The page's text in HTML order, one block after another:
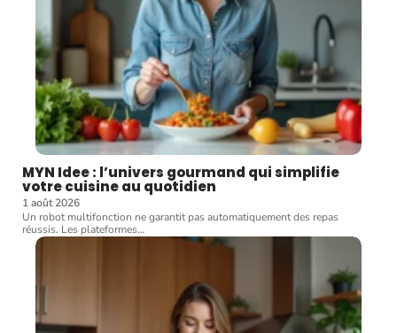
MYN Idee : l’univers gourmand qui simplifie
votre cuisine au quotidien
1 août 2026
Un robot multifonction ne garantit pas automatiquement des repas
réussis. Les plateformes…